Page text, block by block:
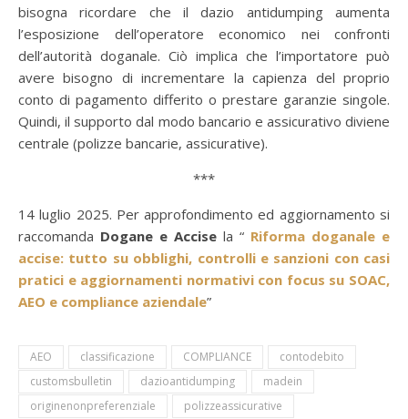
bisogna ricordare che il dazio antidumping aumenta
l’esposizione dell’operatore economico nei confronti
dell’autorità doganale. Ciò implica che l’importatore può
avere bisogno di incrementare la capienza del proprio
conto di pagamento differito o prestare garanzie singole.
Quindi, il supporto dal modo bancario e assicurativo diviene
centrale (polizze bancarie, assicurative).
***
14 luglio 2025. Per approfondimento ed aggiornamento si
raccomanda Dogane e Accise la “ Riforma doganale e
accise: tutto su obblighi, controlli e sanzioni con casi
pratici e aggiornamenti normativi con focus su SOAC,
AEO e compliance aziendale”
AEO classificazione COMPLIANCE
contodebito
customsbulletin
dazioantidumping
madein
originenonpreferenziale
polizzeassicurative